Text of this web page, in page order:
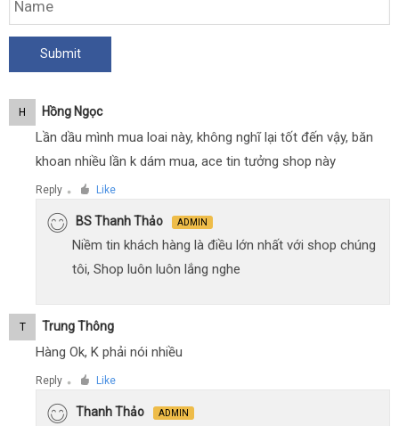
H Hồng Ngọc
Lần dầu mình mua loai này, không nghĩ lại tốt đến vậy, băn
khoan nhiều lần k dám mua, ace tin tưởng shop này
Reply ● Like
BS Thanh Thảo ADMIN
Niềm tin khách hàng là điều lớn nhất với shop chúng
tôi, Shop luôn luôn lắng nghe
T Trung Thông
Hàng Ok, K phải nói nhiều
Reply ● Like
Thanh Thảo ADMIN